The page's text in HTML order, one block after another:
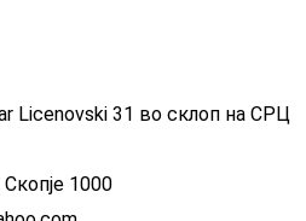
Licenovski 31 во склоп на СРЦ
1000